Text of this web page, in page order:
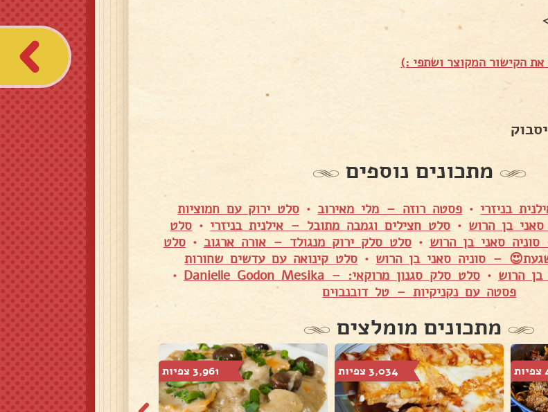
הקישור המקוצר ושתפי :)
מתכונים נוספים
בניזרי•פסטה רוזה – מלי מאירוב•סלט ירוק עם חמוציות
בן הרוש•סלט חצילים וגמבה מתובל – אילנית בניזרי•סלט
סאני בן הרוש•סלט סלק ירוק מנגולד – אורה ארגוב•סלט
– סוניה סאני בן הרוש•סלט קינואה עם עדשים שחורות
הרוש•סלט סלק סגנון מרוקאי: – Danielle Godon Mesika
•
פסטה עם נקניקיות – טל דובנבוים
מתכונים מומלצים
3,034 צפיות 3,961 צפיות